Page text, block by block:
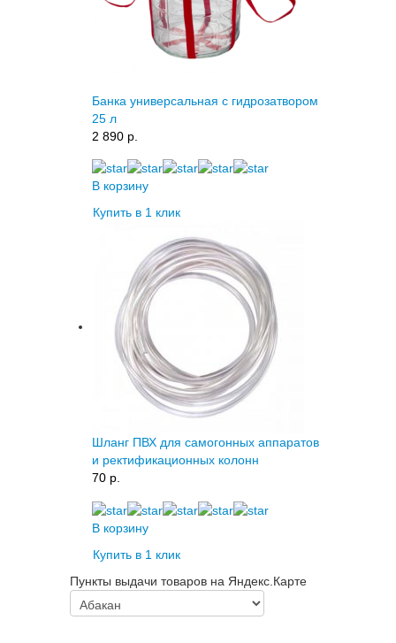
Банка универсальная с гидрозатвором
25 л
2 890 p.
В корзину
Купить в 1 клик
Шланг ПВХ для самогонных аппаратов
и ректификационных колонн
70 p.
В корзину
Купить в 1 клик
Пункты выдачи товаров на Яндекс.Карте